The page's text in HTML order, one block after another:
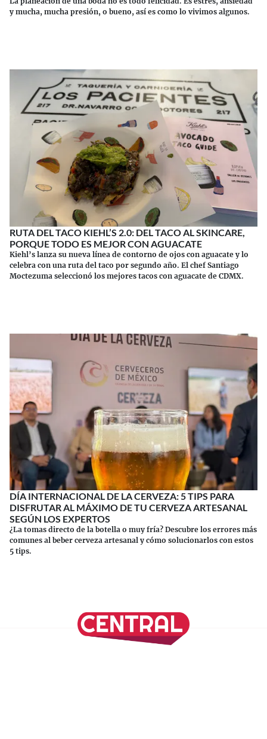
y mucha, mucha presión, o bueno, así es como lo vivimos algunos.
RUTA DEL TACO KIEHL’S 2.0: DEL TACO AL SKINCARE,
PORQUE TODO ES MEJOR CON AGUACATE
Kiehl’s lanza su nueva línea de contorno de ojos con aguacate y lo
celebra con una ruta del taco por segundo año. El chef Santiago
Moctezuma seleccionó los mejores tacos con aguacate de CDMX.
DÍA INTERNACIONAL DE LA CERVEZA: 5 TIPS PARA
DISFRUTAR AL MÁXIMO DE TU CERVEZA ARTESANAL
SEGÚN LOS EXPERTOS
¿La tomas directo de la botella o muy fría? Descubre los errores más
comunes al beber cerveza artesanal y cómo solucionarlos con estos
5 tips.